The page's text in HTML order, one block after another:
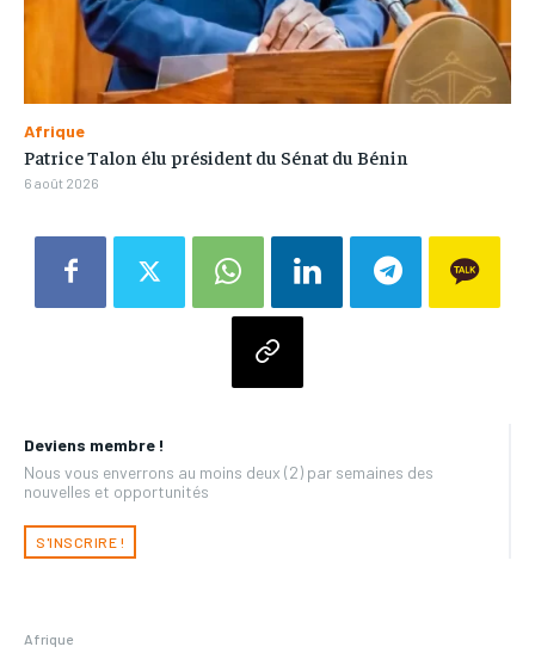
Deviens membre !
Nous vous enverrons au moins deux (2) par semaines des
nouvelles et opportunités
S'INSCRIRE !
Afrique
Afrique
Patrice Talon élu président du Sénat du Bénin
6 août 2026